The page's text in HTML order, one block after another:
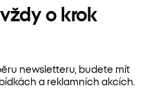
o krok
newsletteru, budete mít
a reklamních akcích.